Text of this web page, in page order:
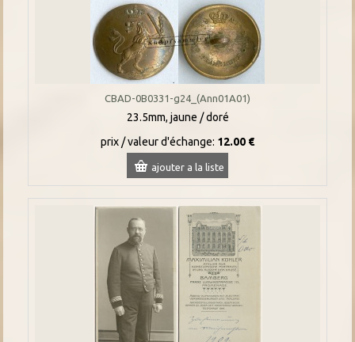
CBAD-0B0331-g24_(Ann01A01)
23.5mm, jaune / doré
prix / valeur d'échange: 12.00 €
ajouter a la liste